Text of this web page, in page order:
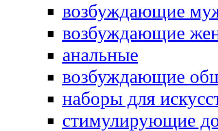
возбуждающие
возбуждающие
анальные
возбуждающие
наборы для
стимулирующие